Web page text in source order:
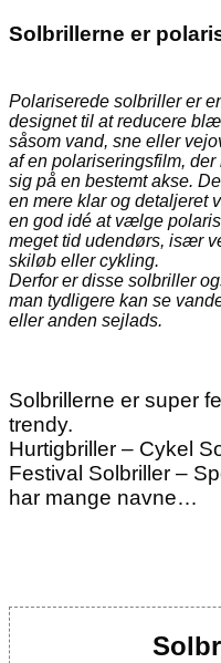
Solbrillerne er
Polariserede solbriller er
designet til at reducere
såsom vand, sne eller
af en polariseringsfilm,
sig på en bestemt akse.
en mere klar og detaljeret
en god idé at vælge
meget tid udendørs, især
skiløb eller cykling.
Derfor er disse solbriller
man tydligere kan se
eller anden sejlads.
Solbrillerne er super
trendy.
Hurtigbriller – Cykel
Festival Solbriller –
har mange navne…